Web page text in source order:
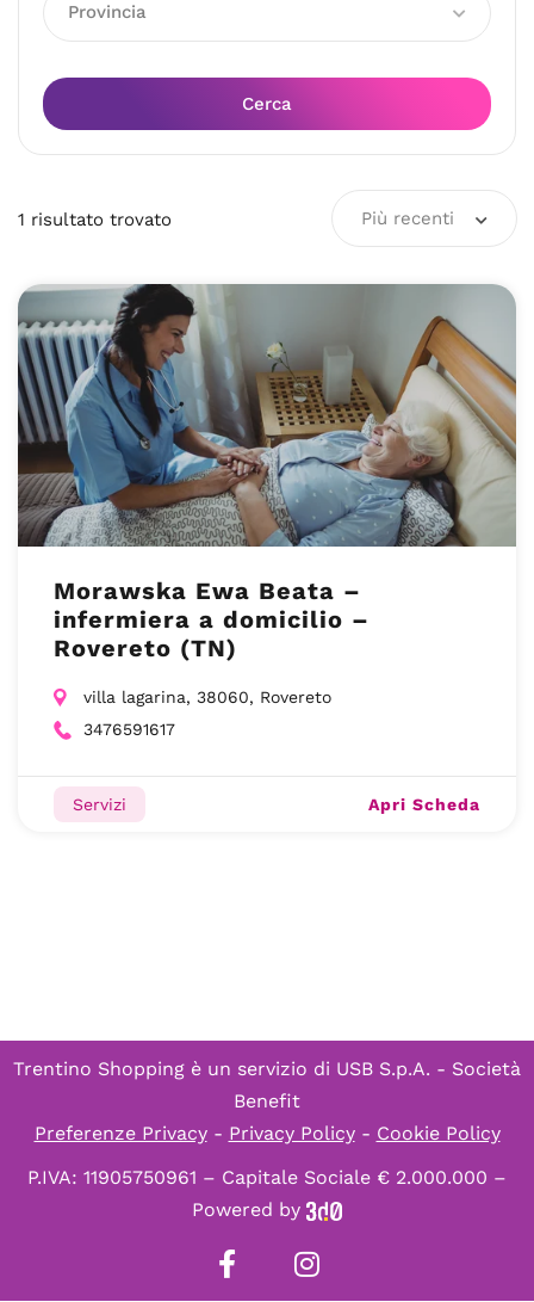
Provincia
Cerca
1 risultato trovato Più recenti
Morawska Ewa Beata –
infermiera a domicilio –
Rovereto (TN)
villa lagarina, 38060, Rovereto
3476591617
Servizi Apri Scheda
Trentino Shopping è un servizio di USB S.p.A. - Società
Benefit
Preferenze Privacy- Privacy Policy- Cookie Policy
P.IVA: 11905750961 – Capitale Sociale € 2.000.000 –
Powered by